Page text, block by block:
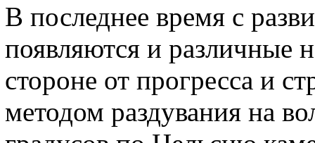
В последнее время с
появляются и различные
стороне от прогресса и
методом раздувания на